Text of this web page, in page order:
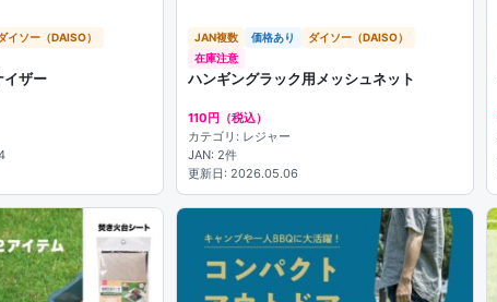
イソー（DAISO）
イザー
JAN複数 価格あり
ダイソー（DAISO）
在庫注意
ハンギングラック用メッシュネット
110円（税込）
カテゴリ: レジャー
JAN: 2件
更新日: 2026.05.06